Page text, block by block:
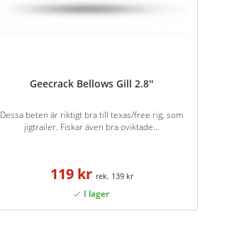
Geecrack Bellows Gill 2.8''
Dessa beten är riktigt bra till texas/free rig, som
jigtrailer. Fiskar även bra oviktade...
119 kr 139 kr